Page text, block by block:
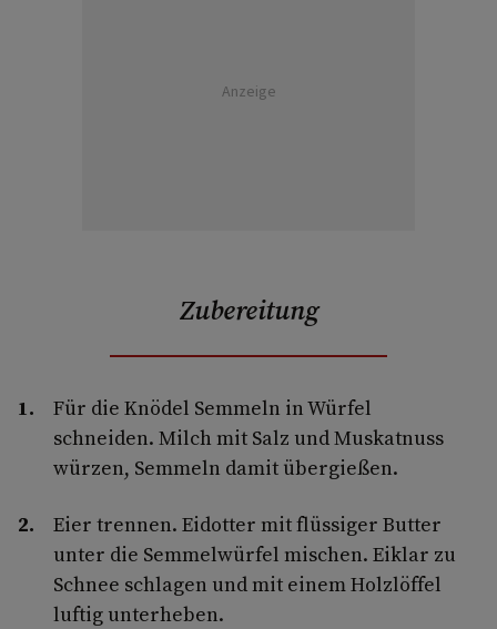
Anzeige
Zubereitung
Für die Knödel Semmeln in Würfel
schneiden. Milch mit Salz und Muskatnuss
würzen, Semmeln damit übergießen.
Eier trennen. Eidotter mit flüssiger Butter
unter die Semmelwürfel mischen. Eiklar zu
Schnee schlagen und mit einem Holzlöffel
luftig unterheben.